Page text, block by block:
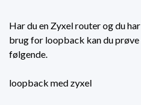
Har du en Zyxel router og du har
brug for loopback kan du prøve
følgende.
loopback med zyxel